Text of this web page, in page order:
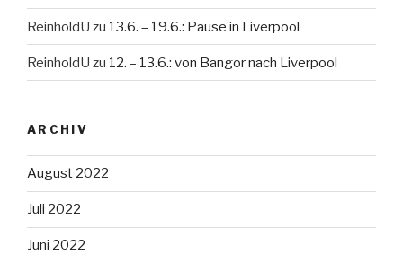
ReinholdU zu 13.6. – 19.6.: Pause in Liverpool
ReinholdU zu 12. – 13.6.: von Bangor nach Liverpool
ARCHIV
August 2022
Juli 2022
Juni 2022